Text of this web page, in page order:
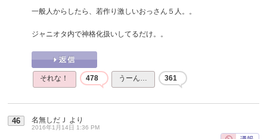
一般人からしたら、若作り激しいおっさん５人。。
ジャニオタ内で神格化扱いしてるだけ。。
それな！ 478 うーん… 361
46 名無しだＪ より
2016年1月14日 1:36 PM